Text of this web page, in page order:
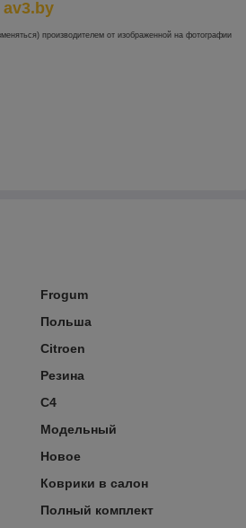
av3.by
производителем от изображенной на фотографии
Frogum
Польша
Citroen
Резина
C4
Модельный
Новое
Коврики в салон
Полный комплект